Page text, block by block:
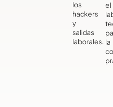
los
hackers
y
salidas
laborales.
el
la